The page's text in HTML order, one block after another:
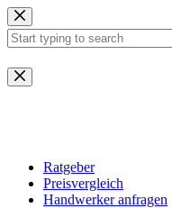
Zum
Inhalt
springen
Keine
Ergebnisse
Ratgeber
Preisvergleich
Handwerker anfragen